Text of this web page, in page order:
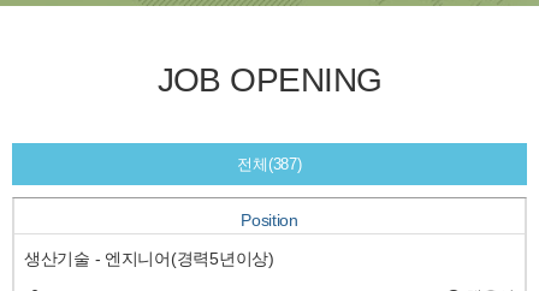
JOB OPENING
전체(387)
Position
생산기술 - 엔지니어(경력5년이상)